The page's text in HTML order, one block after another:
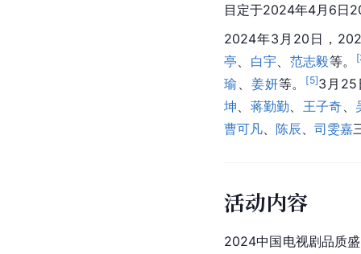
目定于2024年4月6日
2024年3月20日，
亭
白宇 范志毅等。 [
瑜 姜妍等。 [5]3月25
坤
蒋勤勤 王子奇
曹可凡
陈辰 司雯嘉
活动内容
2024中国电视剧品质